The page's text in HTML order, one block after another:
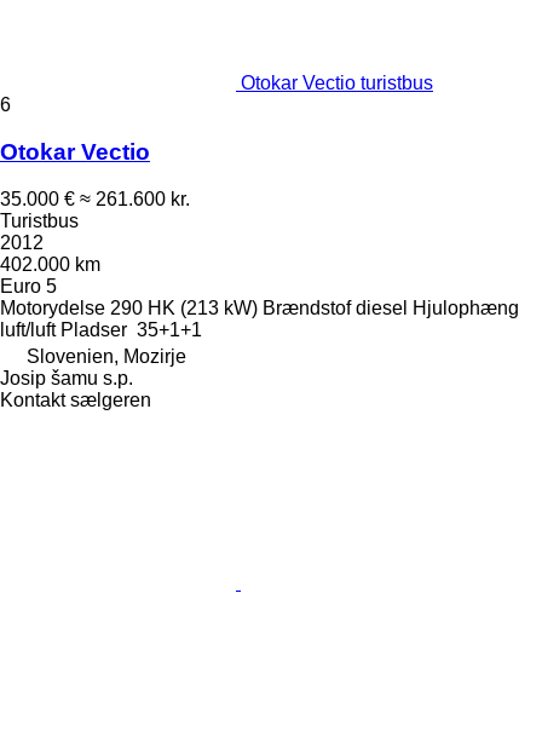
Otokar Vectio turistbus
6
Otokar Vectio
35.000 € ≈ 261.600 kr.
Turistbus
2012
402.000 km
Euro 5
Motorydelse 290 HK (213 kW) Brændstof diesel Hjulophæng
luft/luft Pladser 35+1+1
Slovenien, Mozirje
Josip šamu s.p.
Kontakt sælgeren